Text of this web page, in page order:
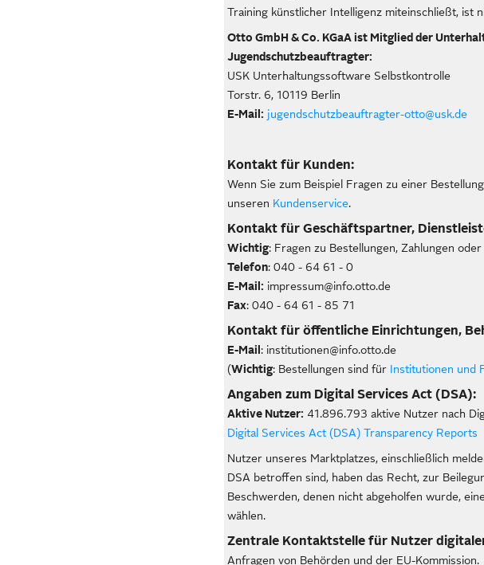
Training künstlicher Intelligenz miteinschließt, ist
Otto GmbH & Co. KGaA ist Mitglied der
Jugendschutzbeauftragter:
USK Unterhaltungssoftware Selbstkontrolle
Torstr. 6, 10119 Berlin
E-Mail: jugendschutzbeauftragter-otto@usk.de
Kontakt für Kunden:
Wenn Sie zum Beispiel Fragen zu einer
unseren Kundenservice.
Kontakt für Geschäftspartner,
Wichtig: Fragen zu Bestellungen, Zahlungen
Telefon: 040 - 64 61 - 0
E-Mail: impressum@info.otto.de
Fax: 040 - 64 61 - 85 71
Kontakt für öffentliche Einrichtungen,
E-Mail : institutionen@info.otto.de
(Wichtig: Bestellungen sind für Institutionen und
Angaben zum Digital Services Act (DSA):
Aktive Nutzer: 41.896.793 aktive Nutzer nach
Digital Services Act (DSA) Transparency Reports
Nutzer unseres Marktplatzes, einschließlich
DSA betroffen sind, haben das Recht, zur
Beschwerden, denen nicht abgeholfen wurde,
wählen.
Zentrale Kontaktstelle für Nutzer
Anfragen von Behörden und der EU-Kommission.